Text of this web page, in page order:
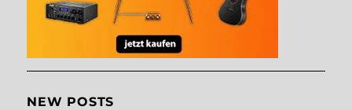
NEW POSTS